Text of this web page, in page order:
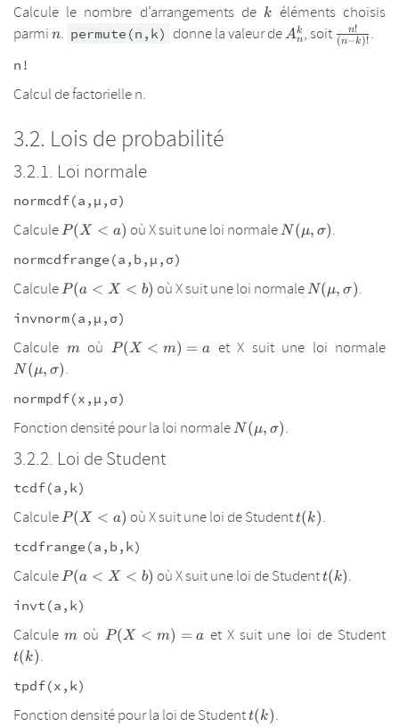
Calcule le nombre d’arrangements de k
k
éléments choisis
parmi n
n. permute(n,k) donne la valeur de A_{n}^k
An
k , soit \frac{n!}
{(n-k)!}
(n−k)!
n! .
n!
Calcul de factorielle n.
Lois de probabilité
Loi normale
normcdf(a,µ,σ)
Calcule P(X<a)
P(X < a) où X suit une loi normaleN(\mu,\sigma)
N (μ, σ).
normcdfrange(a,b,µ,σ)
Calcule P(a<X<b)
P(a < X < b) où X suit une loi normaleN(μ, σ).
invnorm(a,µ,σ)
Calcule m
moù P(X<m)=a
P(X < m) = a et X suit une loi normale
N (μ, σ).
normpdf(x,µ,σ)
Fonction densité pour la loi normale N(\mu,\sigma)
N (μ, σ).
Loi de Student
tcdf(a,k)
Calcule P(X<a)
P(X < a) où X suit une loi de Studentt(k)
t(k).
tcdfrange(a,b,k)
Calcule P(a<X<b)
P(a < X < b) où X suit une loi de Studentt(k)
t(k).
invt(a,k)
Calculem
m où P(X<m)=a
P (X < m) = a et X suit une loi de Student
t(k).
tpdf(x,k)
Fonction densité pour la loi de Studentt(k)
t(k).